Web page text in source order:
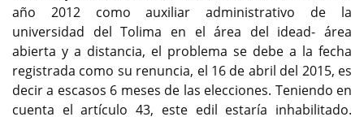
año 2012 como auxiliar administrativo de la
universidad del Tolima en el área del idead- área
abierta y a distancia, el problema se debe a la fecha
registrada como su renuncia, el 16 de abril del 2015, es
decir a escasos 6 meses de las elecciones. Teniendo en
cuenta el artículo 43, este edil estaría inhabilitado.